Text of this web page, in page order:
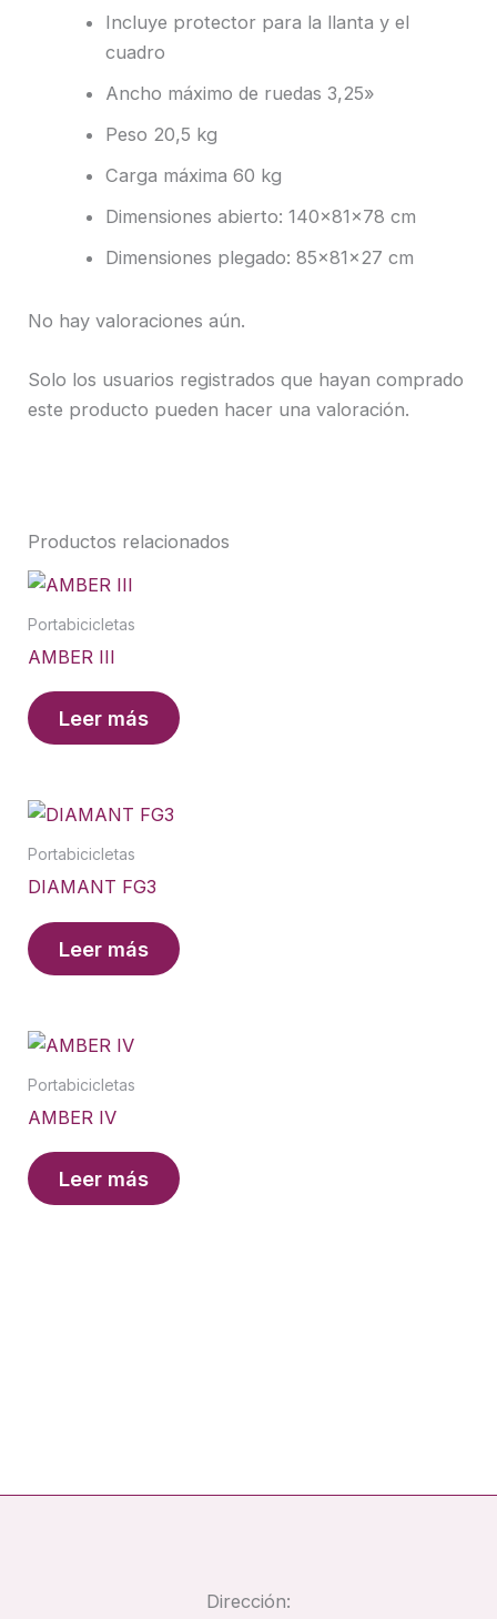
Incluye protector para la llanta y el
cuadro
Ancho máximo de ruedas 3,25»
Peso 20,5 kg
Carga máxima 60 kg
Dimensiones abierto: 140x81x78 cm
Dimensiones plegado: 85x81x27 cm
No hay valoraciones aún.
Solo los usuarios registrados que hayan comprado
este producto pueden hacer una valoración.
Productos relacionados
Portabicicletas
AMBER III
Leer más
Portabicicletas
DIAMANT FG3
Leer más
Portabicicletas
AMBER IV
Leer más
Dirección: